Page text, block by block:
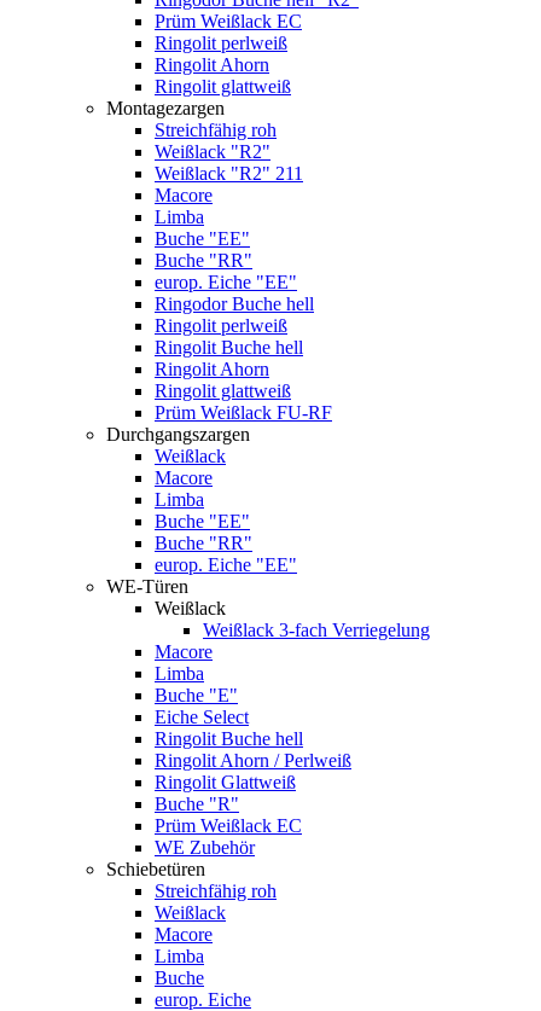
Prüm Weißlack EC
Ringolit perlweiß
Ringolit Ahorn
Ringolit glattweiß
Montagezargen
Streichfähig roh
Weißlack "R2"
Weißlack "R2" 211
Macore
Limba
Buche "EE"
Buche "RR"
europ. Eiche "EE"
Ringodor Buche hell
Ringolit perlweiß
Ringolit Buche hell
Ringolit Ahorn
Ringolit glattweiß
Prüm Weißlack FU-RF
Durchgangszargen
Weißlack
Macore
Limba
Buche "EE"
Buche "RR"
europ. Eiche "EE"
WE-Türen
Weißlack
Weißlack 3-fach Verriegelung
Macore
Limba
Buche "E"
Eiche Select
Ringolit Buche hell
Ringolit Ahorn / Perlweiß
Ringolit Glattweiß
Buche "R"
Prüm Weißlack EC
WE Zubehör
Schiebetüren
Streichfähig roh
Weißlack
Macore
Limba
Buche
europ. Eiche